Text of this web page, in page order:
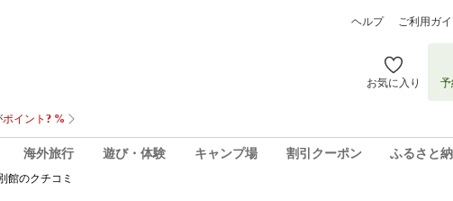
ヘルプ ご利用ガ
お気に入り
海外旅行 遊び・体験 キャンプ場 割引クーポン ふるさと
館のクチコミ